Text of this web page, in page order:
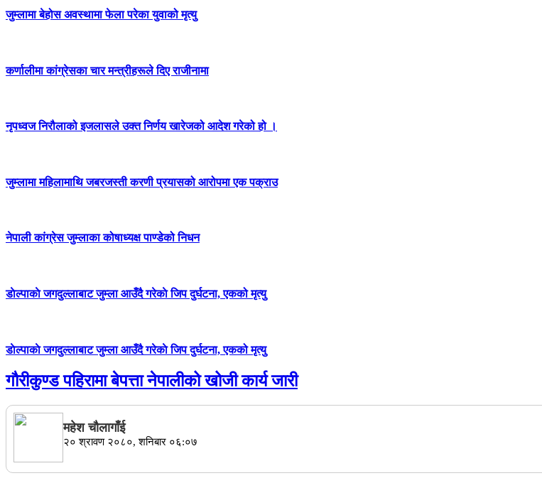
जुम्लामा बेहोस अवस्थामा फेला परेका युवाको मृत्यु
कर्णालीमा कांग्रेसका चार मन्त्रीहरूले दिए राजीनामा
नृपध्वज निरौलाको इजलासले उक्त निर्णय खारेजको आदेश गरेको हो ।
जुम्लामा महिलामाथि जबरजस्ती करणी प्रयासको आरोपमा एक पक्राउ
नेपाली कांग्रेस जुम्लाका कोषाध्यक्ष पाण्डेको निधन
डाेल्पाकाे जगदुल्लाबाट जुम्ला आउँदै गरेकाे जिप दुर्घटना, एकको मृत्यु
डाेल्पाकाे जगदुल्लाबाट जुम्ला आउँदै गरेकाे जिप दुर्घटना, एकको मृत्यु
गौरीकुण्ड पहिरामा बेपत्ता नेपालीको खोजी कार्य जारी
महेश चाैलागाँई
२० श्रावण २०८०, शनिबार ०६:०७